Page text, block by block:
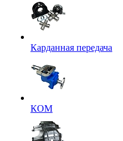
Карданная передача
КОМ